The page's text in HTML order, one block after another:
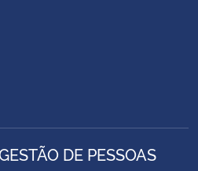
DE PESSOAS